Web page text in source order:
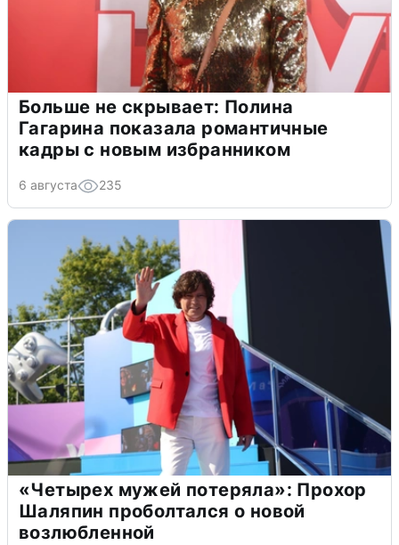
Больше не скрывает: Полина
Гагарина показала романтичные
кадры с новым избранником
6 августа 235
«Четырех мужей потеряла»: Прохор
Шаляпин проболтался о новой
возлюбленной